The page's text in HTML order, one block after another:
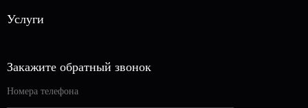
Кессоны
Погреба
О нас
Вакансии
Услуги
Автономная канализация
Монтаж погреба
Закажите обратный звонок